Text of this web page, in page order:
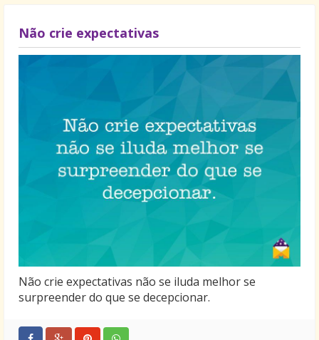
Não crie expectativas
Não crie expectativas não se iluda melhor se
surpreender do que se decepcionar.